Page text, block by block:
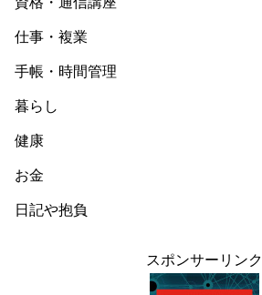
仕事・複業
手帳・時間管理
暮らし
健康
お金
日記や抱負
スポンサーリンク